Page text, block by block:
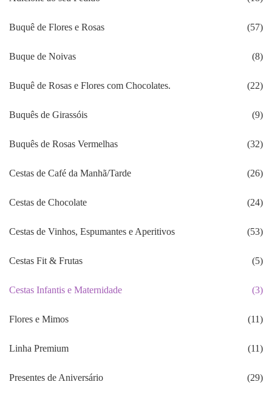
Buquê de Flores e Rosas (57)
Buque de Noivas (8)
Buquê de Rosas e Flores com Chocolates. (22)
Buquês de Girassóis (9)
Buquês de Rosas Vermelhas (32)
Cestas de Café da Manhã/Tarde (26)
Cestas de Chocolate (24)
Cestas de Vinhos, Espumantes e Aperitivos (53)
Cestas Fit & Frutas (5)
Cestas Infantis e Maternidade (3)
Flores e Mimos (11)
Linha Premium (11)
Presentes de Aniversário (29)